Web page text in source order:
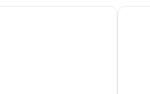
Inclusive Pestana